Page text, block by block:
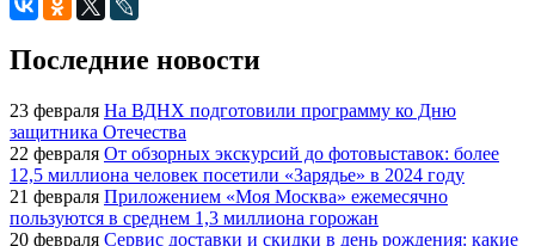
Последние новости
23 февраля На ВДНХ подготовили программу ко Дню
защитника Отечества
22 февраля От обзорных экскурсий до фотовыставок: более
12,5 миллиона человек посетили «Зарядье» в 2024 году
21 февраля Приложением «Моя Москва» ежемесячно
пользуются в среднем 1,3 миллиона горожан
20 февраля Сервис доставки и скидки в день рождения: какие